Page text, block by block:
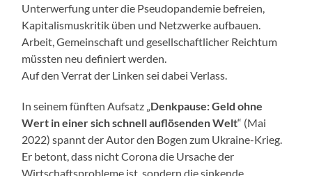
Unterwerfung unter die Pseudopandemie befreien,
Kapitalismuskritik üben und Netzwerke aufbauen.
Arbeit, Gemeinschaft und gesellschaftlicher Reichtum
müssten neu definiert werden.
Auf den Verrat der Linken sei dabei Verlass.
In seinem fünften Aufsatz „ Denkpause: Geld ohne
Wert in einer sich schnell auflösenden Welt“ (Mai
2022) spannt der Autor den Bogen zum Ukraine-Krieg.
Er betont, dass nicht Corona die Ursache der
Wirtschaftsprobleme ist, sondern die sinkende